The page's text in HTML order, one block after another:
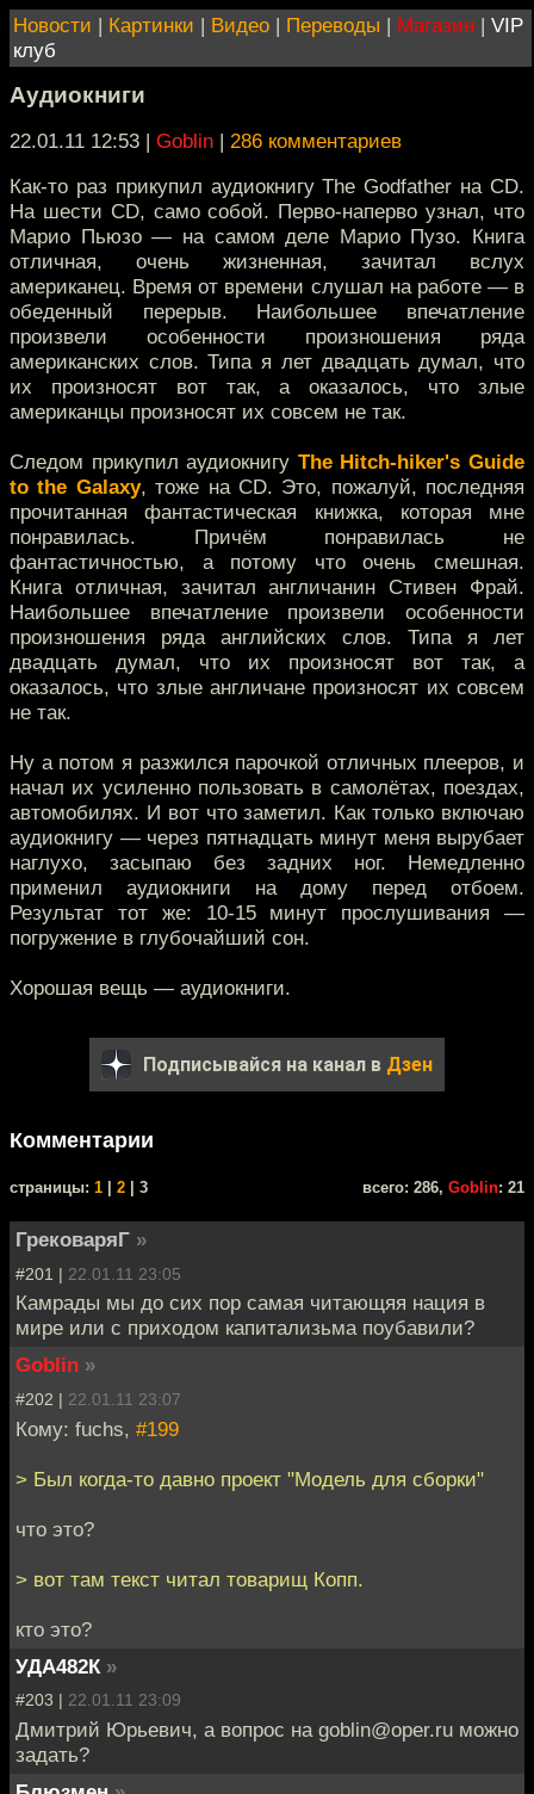
Новости | Картинки | Видео | Переводы | Магазин | VIP
клуб
Аудиокниги
22.01.11 12:53 | Goblin | 286 комментариев
Как-то раз прикупил аудиокнигу The Godfather на CD.
На шести CD, само собой. Перво-наперво узнал, что
Марио Пьюзо — на самом деле Марио Пузо. Книга
отличная, очень жизненная, зачитал вслух
американец. Время от времени слушал на работе — в
обеденный перерыв. Наибольшее впечатление
произвели особенности произношения ряда
американских слов. Типа я лет двадцать думал, что
их произносят вот так, а оказалось, что злые
американцы произносят их совсем не так.
Следом прикупил аудиокнигу The Hitch-hiker's Guide
to the Galaxy, тоже на CD. Это, пожалуй, последняя
прочитанная фантастическая книжка, которая мне
понравилась. Причём понравилась не
фантастичностью, а потому что очень смешная.
Книга отличная, зачитал англичанин Стивен Фрай.
Наибольшее впечатление произвели особенности
произношения ряда английских слов. Типа я лет
двадцать думал, что их произносят вот так, а
оказалось, что злые англичане произносят их совсем
не так.
Ну а потом я разжился парочкой отличных плееров, и
начал их усиленно пользовать в самолётах, поездах,
автомобилях. И вот что заметил. Как только включаю
аудиокнигу — через пятнадцать минут меня вырубает
наглухо, засыпаю без задних ног. Немедленно
применил аудиокниги на дому перед отбоем.
Результат тот же: 10-15 минут прослушивания —
погружение в глубочайший сон.
Хорошая вещь — аудиокниги.
Подписывайся на канал в Дзен
Комментарии
cтраницы: 1 2 | 3 всего: 286, Goblin: 21
ГрековаряГ »
#201 | 22.01.11 23:05
Камрады мы до сих пор самая читающяя нация в
мире или с приходом капитализьма поубавили?
Goblin »
#202 | 22.01.11 23:07
Кому: fuchs, #199
> Был когда-то давно проект "Модель для сборки"
что это?
> вот там текст читал товарищ Копп.
кто это?
УДА482К »
#203 | 22.01.11 23:09
Дмитрий Юрьевич, а вопрос на goblin@oper.ru можно
задать?